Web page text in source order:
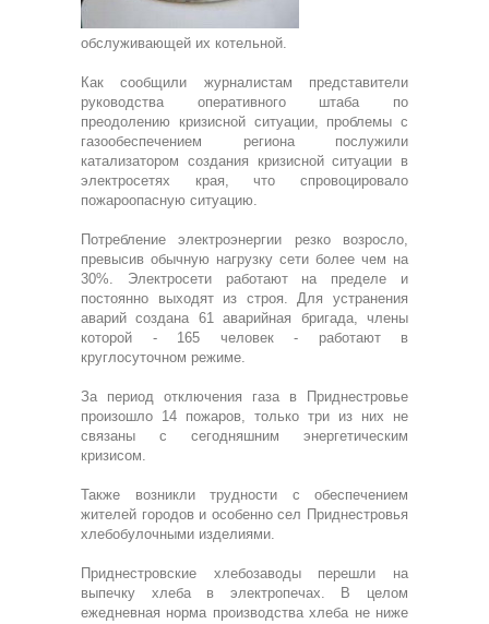
обслуживающей их котельной.
Как сообщили журналистам представители
руководства оперативного штаба по
преодолению кризисной ситуации, проблемы с
газообеспечением региона послужили
катализатором создания кризисной ситуации в
электросетях края, что спровоцировало
пожароопасную ситуацию.
Потребление электроэнергии резко возросло,
превысив обычную нагрузку сети более чем на
30%. Электросети работают на пределе и
постоянно выходят из строя. Для устранения
аварий создана 61 аварийная бригада, члены
которой - 165 человек - работают в
круглосуточном режиме.
За период отключения газа в Приднестровье
произошло 14 пожаров, только три из них не
связаны с сегодняшним энергетическим
кризисом.
Также возникли трудности с обеспечением
жителей городов и особенно сел Приднестровья
хлебобулочными изделиями.
Приднестровские хлебозаводы перешли на
выпечку хлеба в электропечах. В целом
ежедневная норма производства хлеба не ниже